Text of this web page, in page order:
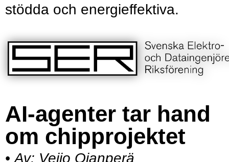
stödda och energieffektiva.
AI-agenter tar hand
om chipprojektet
• Av: Veijo Ojanperä